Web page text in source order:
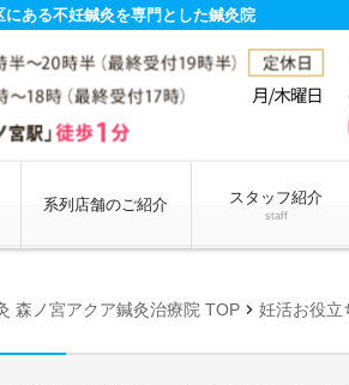
にある不妊鍼灸を専門とした鍼灸院
系列店舗のご紹介 スタッフ紹介
staff
森ノ宮アクア鍼灸治療院 TOP chevron_right 妊活お役立